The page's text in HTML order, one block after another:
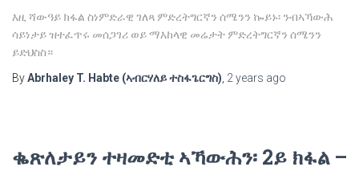
እዚ ሻውዓይ ክፋል ስነምድራዊ ገለጻ ምድረትግርኛን ሰሜንን ኰይኑ፡ ንብኣኻውሕ
ሳይነታይ ዝተፈጥሩ መሰጋገሪ ወይ ማእከላዊ መሬታት ምድረትግርኛን ሰሜንን
ይድህስስ።
ByAbrhaley T. Habte (ኣብርሃለይ ተስፋጌርግስ) 2 years ago
ቈጽለታይን ተዛመድቲ ኣኻውሕን፡ 2ይ ክፋል –